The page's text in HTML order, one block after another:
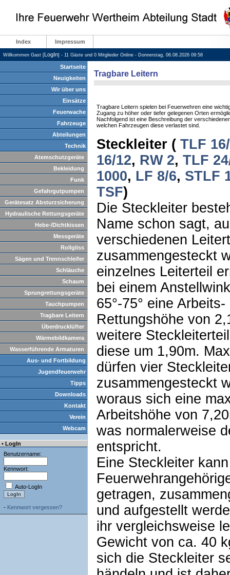
Index Impressum
Willkommen Gast [LogIn] - 11 Gäste und 0 Mitglieder Online - Donnerstag, 06.08.2026 09:58
Startseite
Neuigkeiten
Wir über uns
Einsätze
Feuerwache
Fahrzeuge
Abteilungen
Technik
Atemschutzgeräte
Bekleidung
Funk
Gefahrgutpumpen
Gerätesatz Absturzsicherung
Hydraulische Rettungsgeräte
Hebe-/Dichtkissen
Messgeräte
Rollgliss
Sägen und Trennschleifer
Schläuche
Schaum
Sprungrettungsgeräte
Tauchpumpen
Tragbare Leitern
Überdrucklüfter
Wärmebildkamera
Wasserführende Armaturen
Aus- und Fortbildung
Jugendfeuerwehr
Tipps
Downloads
Kontakt
Verein
Webcam
• LogIn
Benutzername:
Kennwort:
Auto-LogIn
- Kennwort vergessen?
Tragbare Leitern
Tragbare Leitern spielen bei Feuerwehren eine
Zugang zu höher oder tiefer gelegenen Orten
Nachfolgend ist eine Beschreibung der
welchen Fahrzeugen diese verlastet sind.
Steckleiter (TLF
16/12, RW 2, TLF
1000, LF 8/6, STLF
TSF)
Die Steckleiter
Name schon sagt,
verschiedenen
zusammengesteckt
einzelnes Leiterteil
bei einem
65°-75° eine Arbeits-
Rettungshöhe von
weitere
diese um 1,90m.
dürfen vier
zusammengesteckt
woraus sich eine
Arbeitshöhe von
was normalerweise
entspricht.
Eine Steckleiter
getragen,
und aufgestellt
ihr vergleichsweise
Gewicht von ca. 40
sich die Steckleiter